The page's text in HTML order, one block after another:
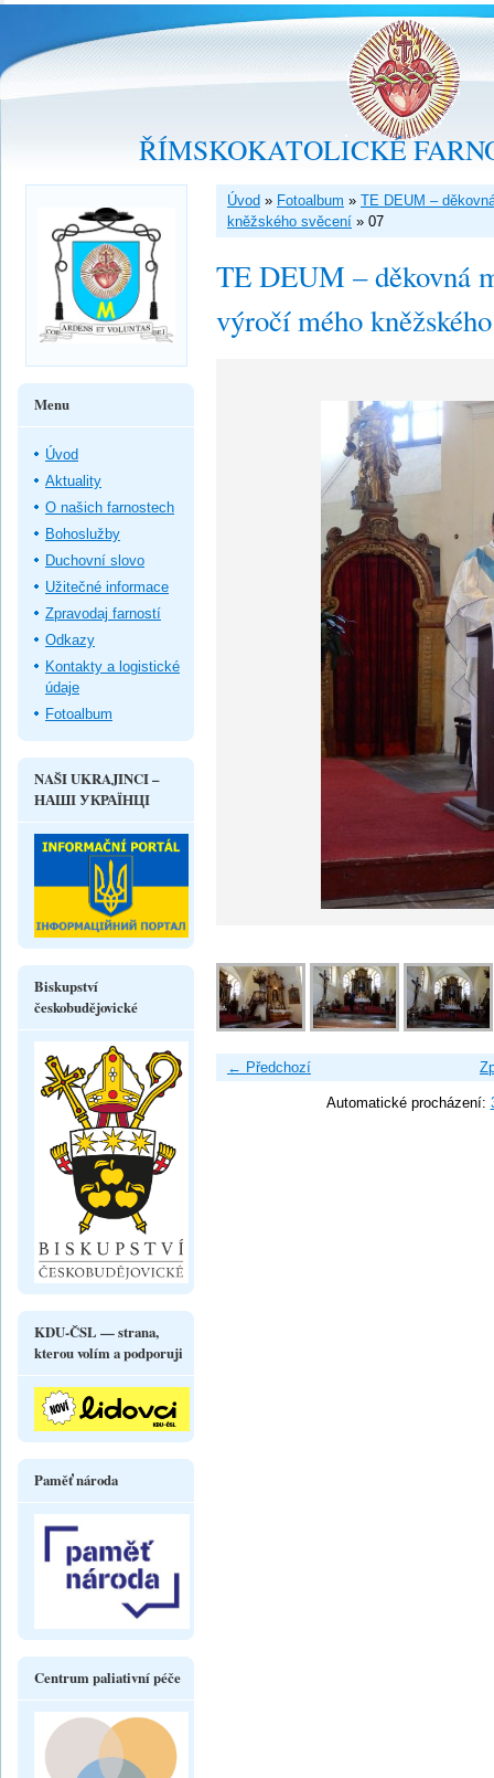
ŘÍMSKOKATOLICKÉ
Úvod » Fotoalbum » TE DEUM –
kněžského svěcení » 07
TE DEUM – děkovná
výročí mého
← Předchozí
Automatické procházení:
Menu
Úvod
Aktuality
O našich farnostech
Bohoslužby
Duchovní slovo
Užitečné informace
Zpravodaj farností
Odkazy
Kontakty a logistické
údaje
Fotoalbum
NAŠI UKRAJINCI –
НАШІ УКРАЇНЦІ
Biskupství
českobudějovické
KDU-ČSL — strana,
kterou volím a podporuji
Paměť národa
Centrum paliativní péče